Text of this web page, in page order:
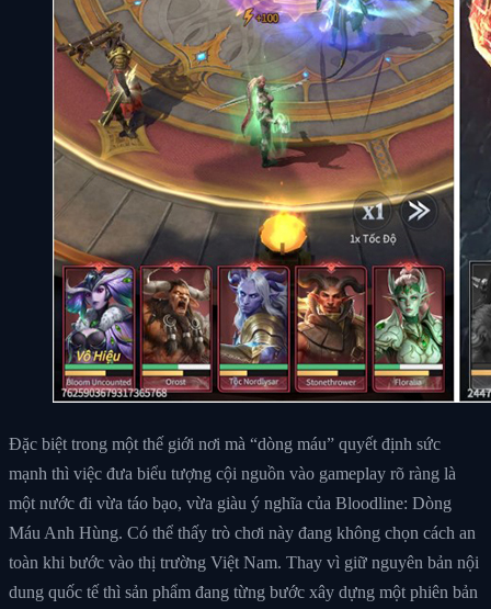
Đặc biệt trong một thế giới nơi mà “dòng máu” quyết định sức
mạnh thì việc đưa biểu tượng cội nguồn vào gameplay rõ ràng là
một nước đi vừa táo bạo, vừa giàu ý nghĩa của Bloodline: Dòng
Máu Anh Hùng. Có thể thấy trò chơi này đang không chọn cách an
toàn khi bước vào thị trường Việt Nam. Thay vì giữ nguyên bản nội
dung quốc tế thì sản phẩm đang từng bước xây dựng một phiên bản